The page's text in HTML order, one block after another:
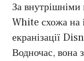
За
White схожа на
екранізації
Водночас, вона